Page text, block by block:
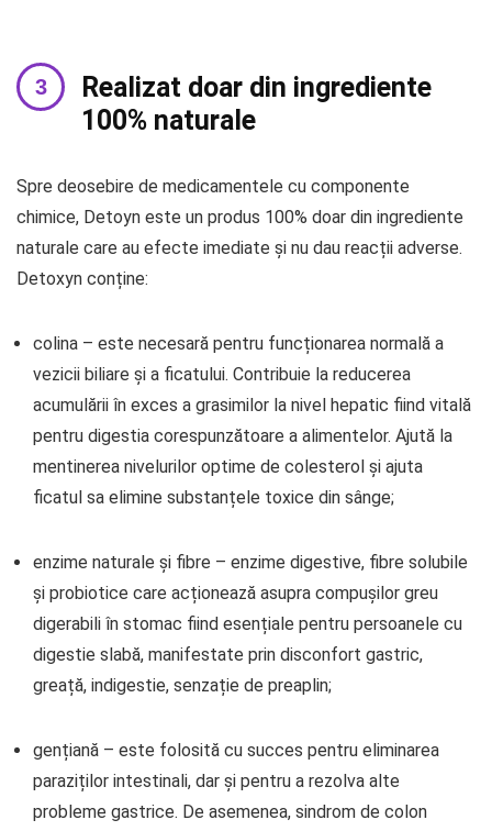
Realizat doar din ingrediente
100% naturale
Spre deosebire de medicamentele cu componente
chimice, Detoyn este un produs 100% doar din ingrediente
naturale care au efecte imediate și nu dau reacții adverse.
Detoxyn conține:
colina – este necesară pentru funcționarea normală a
vezicii biliare și a ficatului. Contribuie la reducerea
acumulării în exces a grasimilor la nivel hepatic fiind vitală
pentru digestia corespunzătoare a alimentelor. Ajută la
mentinerea nivelurilor optime de colesterol și ajuta
ficatul sa elimine substanțele toxice din sânge;
enzime naturale și fibre – enzime digestive, fibre solubile
și probiotice care acționează asupra compușilor greu
digerabili în stomac fiind esențiale pentru persoanele cu
digestie slabă, manifestate prin disconfort gastric,
greață, indigestie, senzație de preaplin;
gențiană – este folosită cu succes pentru eliminarea
paraziților intestinali, dar și pentru a rezolva alte
probleme gastrice. De asemenea, sindrom de colon